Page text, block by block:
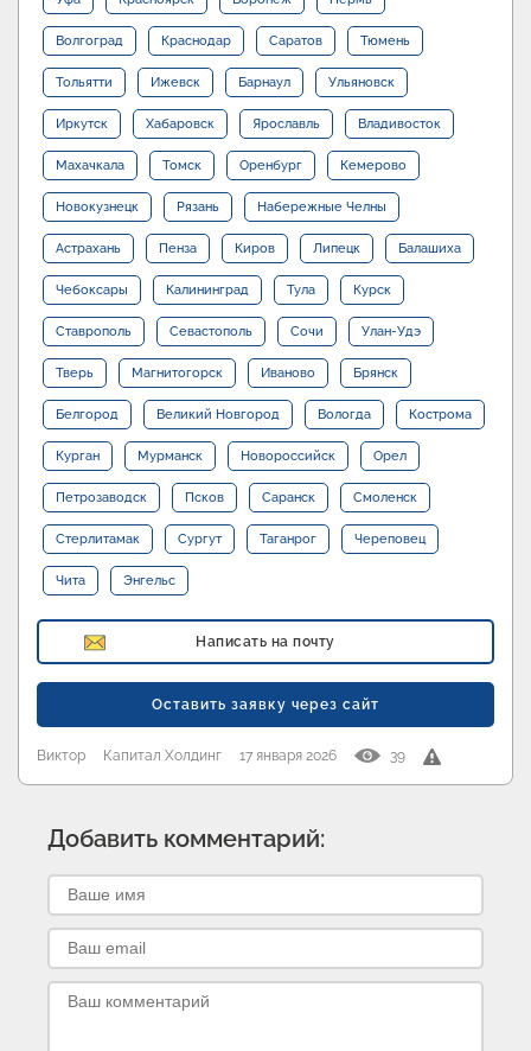
Волгоград Краснодар Саратов Тюмень
Тольятти Ижевск Барнаул Ульяновск
Иркутск Хабаровск Ярославль Владивосток
Махачкала Томск Оренбург Кемерово
Новокузнецк Рязань Набережные Челны
Астрахань Пенза Киров Липецк Балашиха
Чебоксары Калининград Тула Курск
Ставрополь Севастополь Сочи Улан-Удэ
Тверь Магнитогорск Иваново Брянск
Белгород Великий Новгород Вологда Кострома
Курган Мурманск Новороссийск Орел
Петрозаводск Псков Саранск Смоленск
Стерлитамак Сургут Таганрог Череповец
Чита Энгельс
Написать на почту
Оставить заявку через сайт
Виктор Капитал Холдинг 17 января 2026 39
Добавить комментарий: